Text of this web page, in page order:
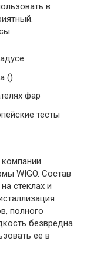
в
()
фар
тесты
WIGO. Состав
стеклах и
полного
безвредна
ее в